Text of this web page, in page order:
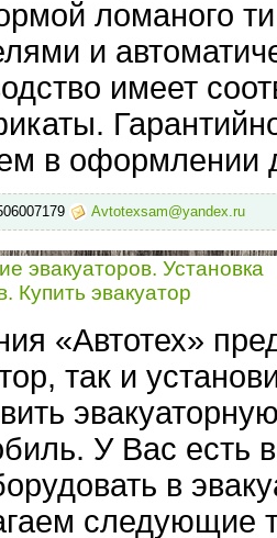
ломаного
и
имеет
в оформлении
Avtotexsam@yandex.ru
эвакуаторов. Установка
Купить эвакуатор
«Автотех»
так и
У Вас есть
в
следующие